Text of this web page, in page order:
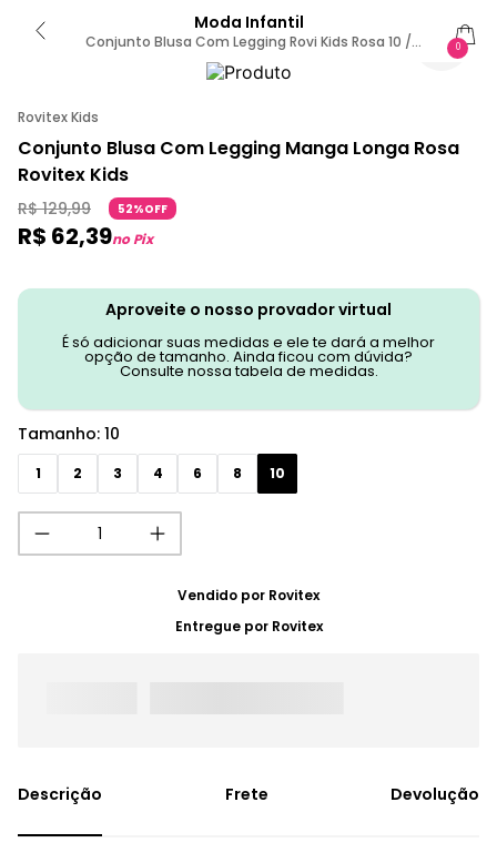
Moda Infantil
Conjunto Blusa Com Legging Rovi Kids Rosa 10 /
0
Rovitex Kids
Conjunto Blusa Com Legging Manga Longa Rosa
Rovitex Kids
R$ 129,99 52%OFF
R$ 62,39no Pix
Aproveite o nosso provador virtual
É só adicionar suas medidas e ele te dará a melhor
opção de tamanho. Ainda ficou com dúvida?
Consulte nossa tabela de medidas.
Tamanho: 10
1 2 3 4 6 8 10
Vendido por Rovitex
Entregue por Rovitex
Frete Devolução